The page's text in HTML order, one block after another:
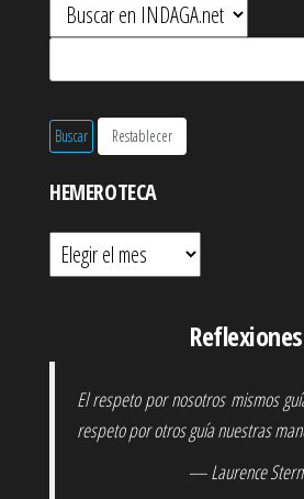
HEMEROTECA
Hemeroteca
Reflexiones
El respeto por nosotros mismos
respeto por otros guía nuestras
— Laurence